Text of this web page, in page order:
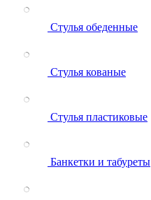
Стулья обеденные
Стулья кованые
Стулья пластиковые
Банкетки и табуреты